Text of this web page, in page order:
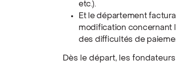
etc.).
Et le département
modification concernant
des difficultés de
Dès le départ, les